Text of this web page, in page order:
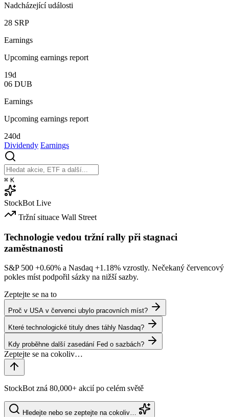
Nadcházející události
28 SRP
Earnings
Upcoming earnings report
19d
06 DUB
Earnings
Upcoming earnings report
240d
Dividendy Earnings
⌘ K
StockBot Live
Tržní situace Wall Street
Technologie vedou tržní rally při stagnaci
zaměstnanosti
S&P 500 +0.60% a Nasdaq +1.18% vzrostly. Nečekaný červencový
pokles míst podpořil sázky na nižší sazby.
Zeptejte se na to
Proč v USA v červenci ubylo pracovních míst?
Které technologické tituly dnes táhly Nasdaq?
Kdy proběhne další zasedání Fed o sazbách?
StockBot zná 80,000+ akcií po celém světě
Hledejte nebo se zeptejte na cokoliv…